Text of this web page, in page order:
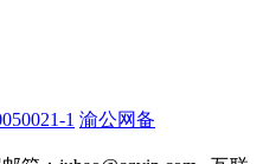
1 渝公网备